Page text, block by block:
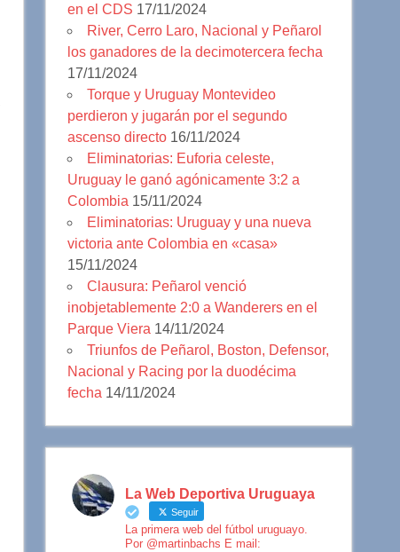
en el CDS 17/11/2024
River, Cerro Laro, Nacional y Peñarol
los ganadores de la decimotercera fecha
17/11/2024
Torque y Uruguay Montevideo
perdieron y jugarán por el segundo
ascenso directo 16/11/2024
Eliminatorias: Euforia celeste,
Uruguay le ganó agónicamente 3:2 a
Colombia 15/11/2024
Eliminatorias: Uruguay y una nueva
victoria ante Colombia en «casa»
15/11/2024
Clausura: Peñarol venció
inobjetablemente 2:0 a Wanderers en el
Parque Viera 14/11/2024
Triunfos de Peñarol, Boston, Defensor,
Nacional y Racing por la duodécima
fecha 14/11/2024
La Web Deportiva Uruguaya
Seguir
La primera web del fútbol uruguayo.
Por @martinbachs E mail: